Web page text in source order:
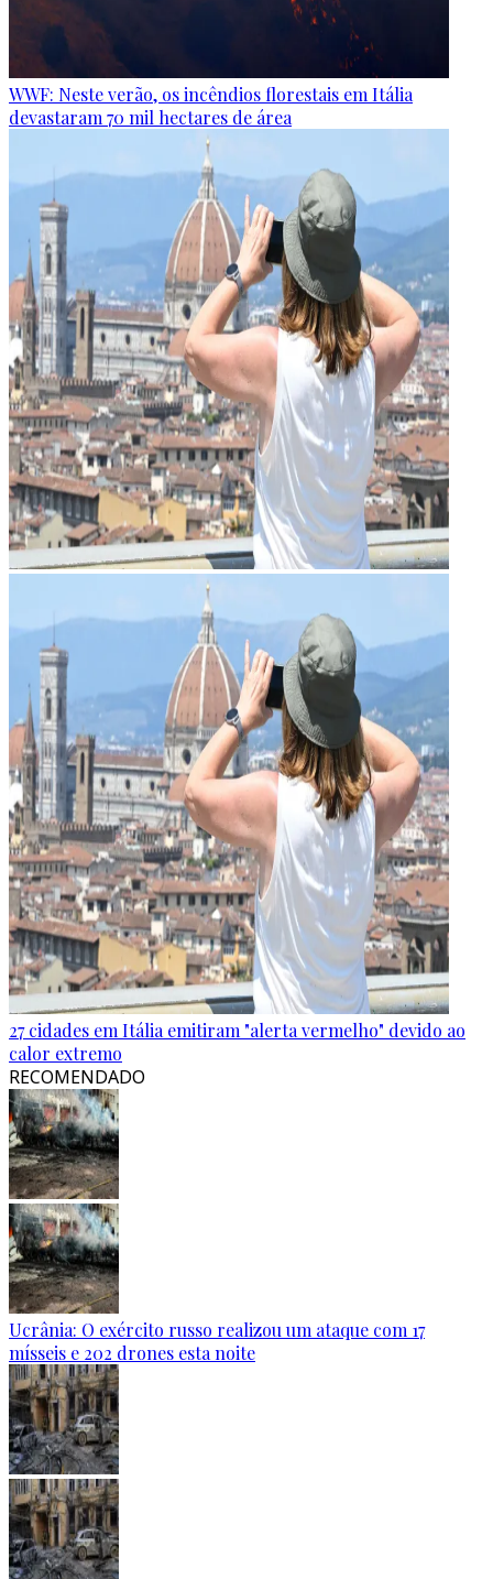
WWF: Neste verão, os incêndios florestais em Itália
devastaram 70 mil hectares de área
27 cidades em Itália emitiram "alerta vermelho" devido ao
calor extremo
RECOMENDADO
Ucrânia: O exército russo realizou um ataque com 17
mísseis e 202 drones esta noite